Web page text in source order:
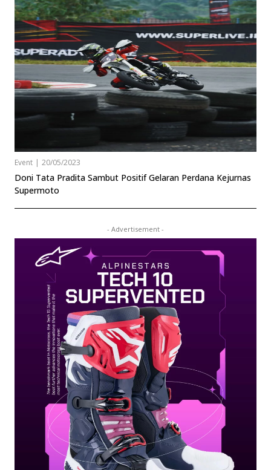
Event | 20/05/2023
Doni Tata Pradita Sambut Positif Gelaran Perdana Kejurnas
Supermoto
- Advertisement -